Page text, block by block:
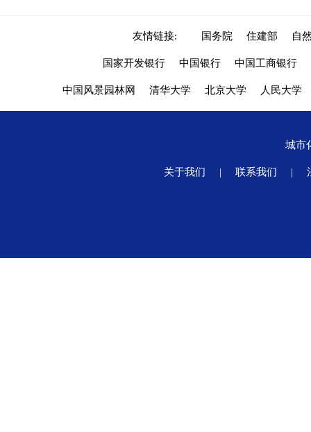
友情链接: 国务院 住建部 自
国家开发银行 中国银行 中国工商银行
中国风景园林网 清华大学 北京大学 人民大学
城市
关于我们 | 联系我们 |